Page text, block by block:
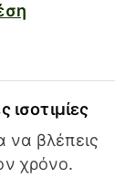
να βλέπεις
χρόνο.